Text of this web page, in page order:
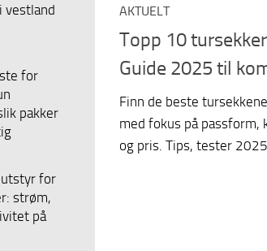
AKTUELT
Topp 10
Guide 2025 til
Finn de beste
med fokus på
og pris. Tips, tester
vestland
for
pakker
for
strøm,
på